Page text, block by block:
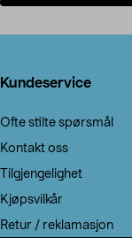
Kundeservice
Ofte stilte spørsmål
Kontakt oss
Tilgjengelighet
Kjøpsvilkår
Retur / reklamasjon